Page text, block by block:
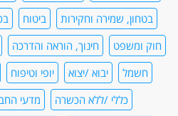
בטחון, שמירה וחקירות
ביטוח
חוק ומשפט
חינוך, הוראה והדרכה
חשמל
יבוא /יצוא יופי וטיפוח
כללי /ללא הכשרה
מדעי